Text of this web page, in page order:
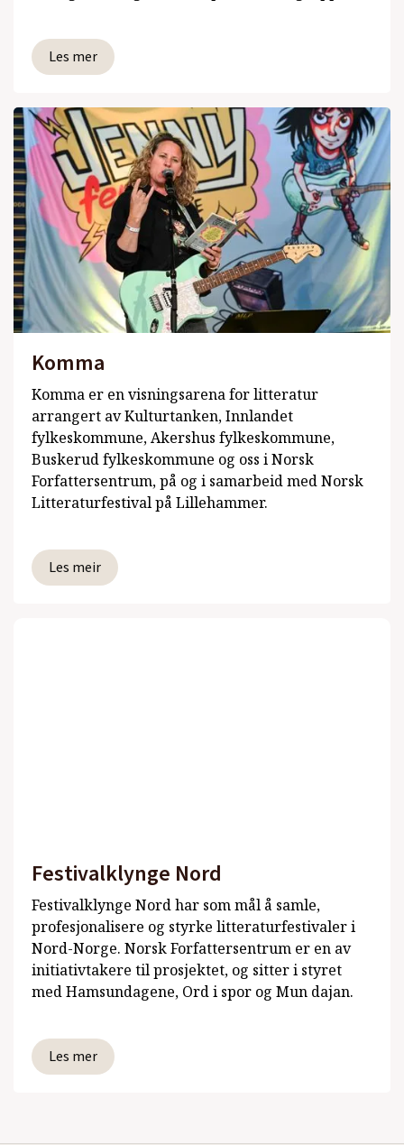
Les mer
Komma
Komma er en visningsarena for litteratur
arrangert av Kulturtanken, Innlandet
fylkeskommune, Akershus fylkeskommune,
Buskerud fylkeskommune og oss i Norsk
Forfattersentrum, på og i samarbeid med Norsk
Litteraturfestival på Lillehammer.
Les meir
Festivalklynge Nord
Festivalklynge Nord har som mål å samle,
profesjonalisere og styrke litteraturfestivaler i
Nord-Norge. Norsk Forfattersentrum er en av
initiativtakere til prosjektet, og sitter i styret
med Hamsundagene, Ord i spor og Mun dajan.
Les mer